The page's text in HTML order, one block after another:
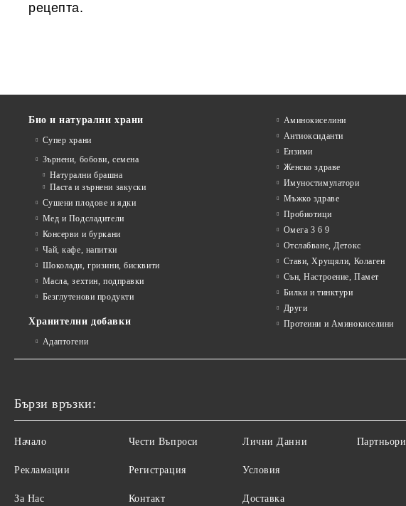
рецепта.
Био и натурални храни
Супер храни
Зърнени, бобови, семена
Натурални брашна
Паста и зърнени закуски
Сушени плодове и ядки
Мед и Подсладители
Консерви и буркани
Чай, кафе, напитки
Шоколади, гризини, бисквити
Масла, зехтин, подправки
Безглутенови продукти
Хранителни добавки
Адаптогени
Аминокиселини
Антиоксиданти
Ензими
Женско здраве
Имуностимулатори
Мъжко здраве
Пробиотици
Омега 3 6 9
Отслабване, Детокс
Стави, Хрущяли, Колаген
Сън, Настроение, Памет
Билки и тинктури
Други
Протеини и Аминокиселини
Бързи връзки:
Начало
Рекламации
За Нас
Чести Въпроси
Регистрация
Контакт
Лични Данни
Условия
Доставка
Партньори